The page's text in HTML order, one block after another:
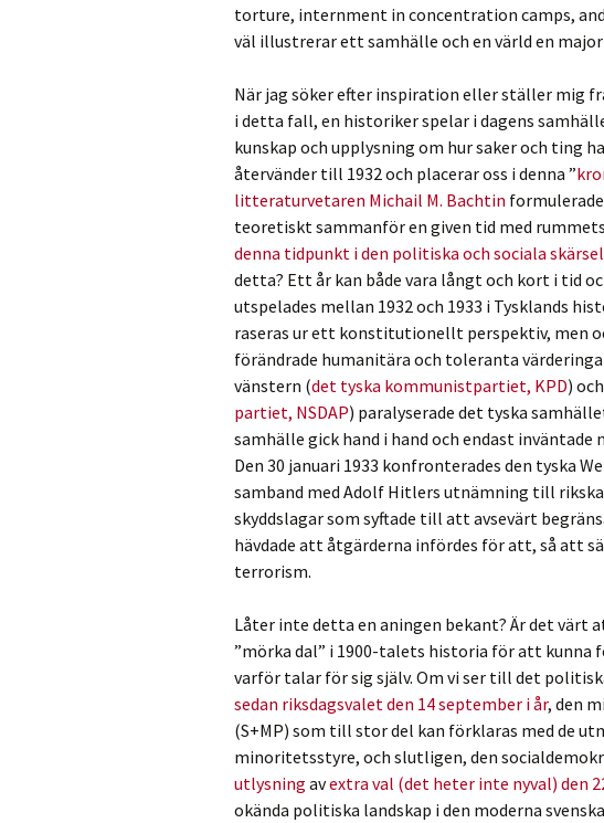
torture, internment in concentration camps,
väl illustrerar ett samhälle och en värld en
När jag söker efter inspiration eller ställer mig
i detta fall, en historiker spelar i dagens
kunskap och upplysning om hur saker och ting
återvänder till 1932 och placerar oss i denna ”
litteraturvetaren Michail M. Bachtin
teoretiskt sammanför en given tid med
denna tidpunkt i den politiska och sociala
detta? Ett år kan både vara långt och kort i tid
utspelades mellan 1932 och 1933 i Tysklands
raseras ur ett konstitutionellt perspektiv, men
förändrade humanitära och toleranta
vänstern (det tyska kommunistpartiet, KPD)
partiet, NSDAP) paralyserade det tyska
samhälle gick hand i hand och endast
Den 30 januari 1933 konfronterades den tyska
samband med Adolf Hitlers utnämning till
skyddslagar som syftade till att avsevärt
hävdade att åtgärderna infördes för att, så att
terrorism.
Låter inte detta en aningen bekant? Är det värt
”mörka dal” i 1900-talets historia för att kunna
varför talar för sig själv. Om vi ser till det
sedan riksdagsvalet den 14 september i år, den
(S+MP) som till stor del kan förklaras med de
minoritetsstyre, och slutligen, den
utlysning avextra val (det heter inte nyval) den
okända politiska landskap i den moderna